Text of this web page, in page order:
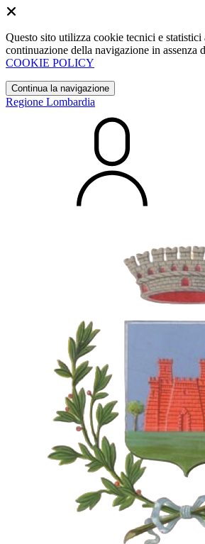
Questo sito utilizza cookie tecnici e
continuazione della navigazione in
COOKIE POLICY
Continua la navigazione
Regione Lombardia